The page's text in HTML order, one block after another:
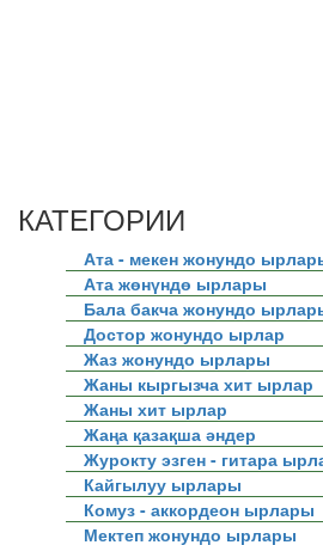
КАТЕГОРИИ
Ата - мекен жонундо
Ата жөнүндө ырлары
Бала бакча жонундо
Достор жонундо ырлар
Жаз жонундо ырлары
Жаны кыргызча хит ырлар
Жаны хит ырлар
Жаңа қазақша әндер
Журокту эзген - гитара
Кайгылуу ырлары
Комуз - аккордеон ырлары
Мектеп жонундо ырлары